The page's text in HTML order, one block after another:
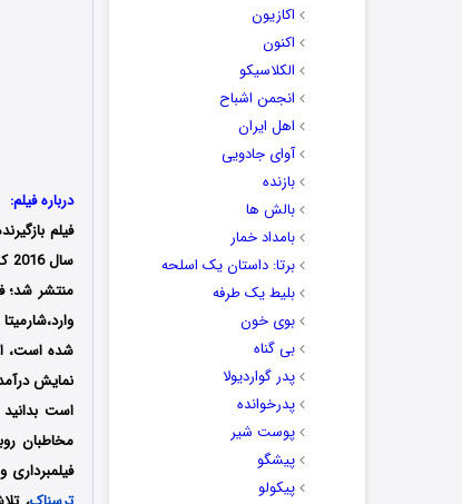
اکازیون
اکنون
الکلاسیکو
انجمن اشباح
اهل ایران
آوای جادویی
بازنده
بالش ها
بامداد خمار
برتا: داستان یک اسلحه
بلیط یک‌‌ طرفه
بوی خون
بی گناه
پدر گواردیولا
پدرخوانده
پوست شیر
پیشگو
پیکولو
درباره فیلم:
فیلم
منتشر شد؛
نمایش
است
مخاطبان